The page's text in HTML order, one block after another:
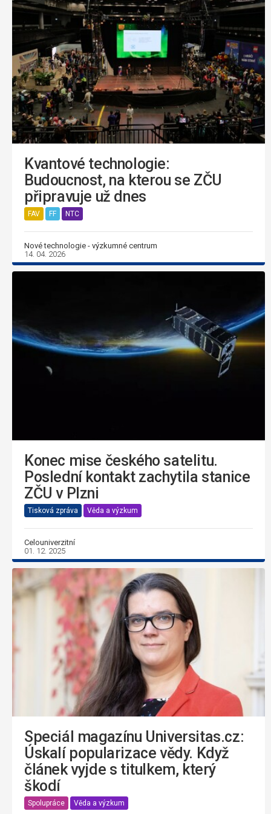
Kvantové technologie:
Budoucnost, na kterou se ZČU
připravuje už dnes
FAV FF NTC
Nové technologie - výzkumné centrum
14. 04. 2026
Konec mise českého satelitu.
Poslední kontakt zachytila stanice
ZČU v Plzni
Tisková zpráva Věda a výzkum
Celouniverzitní
01. 12. 2025
Speciál magazínu Universitas.cz:
Úskalí popularizace vědy. Když
článek vyjde s titulkem, který
škodí
Spolupráce Věda a výzkum